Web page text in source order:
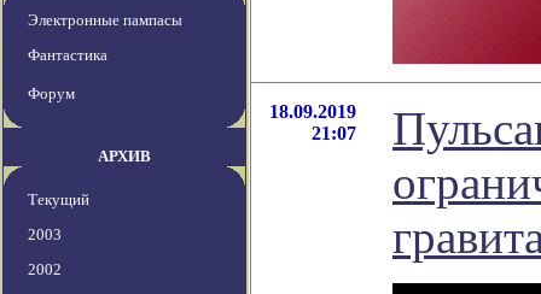
Электронные пампасы
Фантастика
Форум
АРХИВ
Текущий
2003
2002
18.09.2019
21:07